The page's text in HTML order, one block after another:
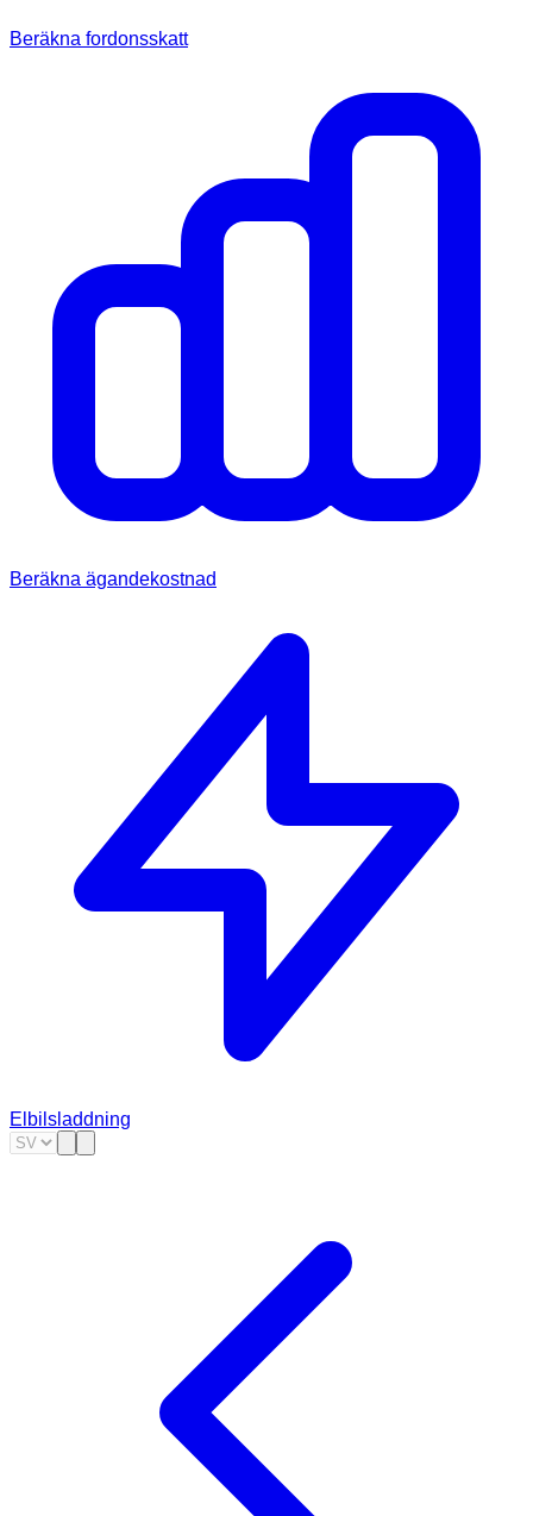
Beräkna fordonsskatt
Beräkna ägandekostnad
Elbilsladdning